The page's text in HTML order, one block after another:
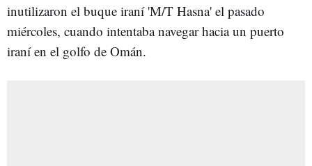
inutilizaron el buque iraní 'M/T Hasna' el pasado
miércoles, cuando intentaba navegar hacia un puerto
iraní en el golfo de Omán.